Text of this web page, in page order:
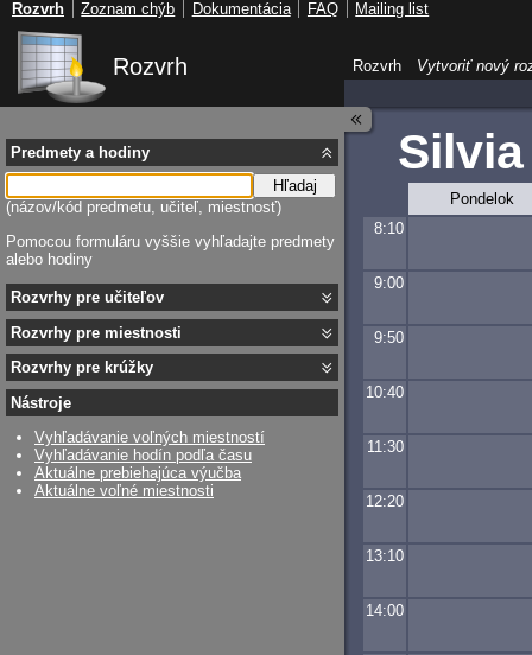
Rozvrh
Pondelok
8:10
9:00
9:50
10:40
11:30
12:20
13:10
14:00
Predmety a hodiny
Hľadaj
(názov/kód predmetu, učiteľ, miestnosť)
Pomocou formuláru vyššie vyhľadajte predmety
alebo hodiny
Rozvrhy pre učiteľov
Rozvrhy pre miestnosti
Rozvrhy pre krúžky
Nástroje
Vyhľadávanie voľných miestností
Vyhľadávanie hodín podľa času
Aktuálne prebiehajúca výučba
Aktuálne voľné miestnosti
Rozvrh Vytvoriť nový
Rozvrh Zoznam chýb Dokumentácia FAQ Mailing list